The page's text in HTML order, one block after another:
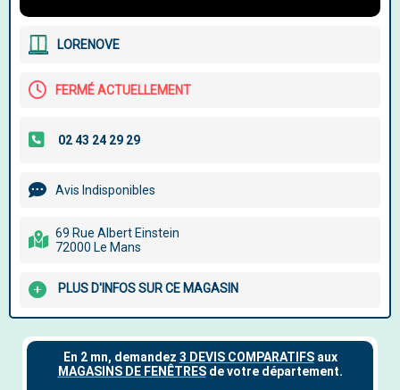
LORENOVE
FERMÉ ACTUELLEMENT
Avis Indisponibles
69 Rue Albert Einstein
72000 Le Mans
PLUS D'INFOS SUR CE MAGASIN